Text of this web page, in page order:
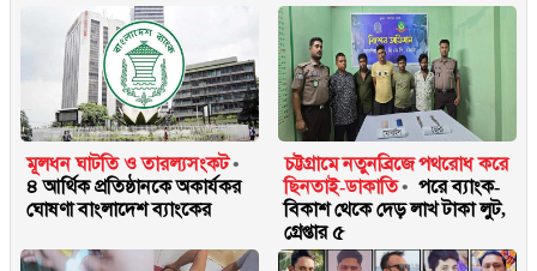
মূলধন ঘাটতি ও তারল্যসংকট
৪ আর্থিক প্রতিষ্ঠানকে অকার্যকর
ঘোষণা বাংলাদেশ ব্যাংকের
চট্টগ্রামে নতুনব্রিজে পথরোধ করে
ছিনতাই-ডাকাতি
পরে ব্যাংক-
বিকাশ থেকে দেড় লাখ টাকা লুট,
গ্রেপ্তার ৫